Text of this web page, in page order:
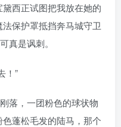
西正试图把我放在她的
保护罩抵挡奔马城守卫
真是讽刺。
！”
落，一团粉色的球状物
蓬松毛发的陆马，那个